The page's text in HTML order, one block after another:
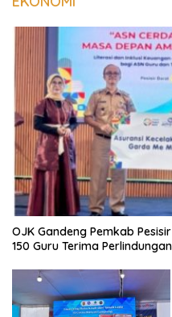
OJK Gandeng Pemkab
150 Guru Terima